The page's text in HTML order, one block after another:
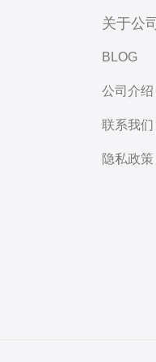
关于公司
BLOG
公司介绍
联系我们
隐私政策